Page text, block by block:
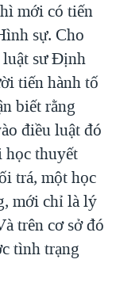
mới có tiến
sự. Cho
luật sư Định
tiến hành tố
biết rằng
điều luật đó
thuyết
trá, một học
mới chỉ là lý
trên cơ sở đó
tình trạng